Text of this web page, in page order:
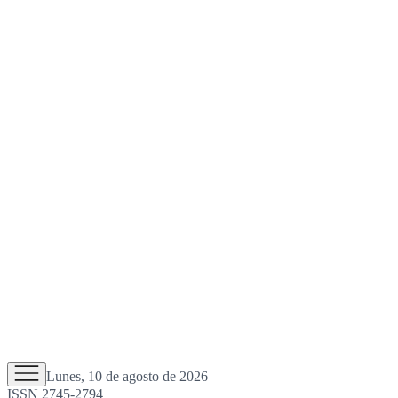
Lunes, 10 de agosto de 2026
ISSN 2745-2794